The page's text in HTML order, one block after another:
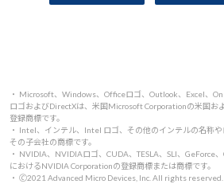
まで以上に効率よく作業が進められま
私は既に持っていたお気に入りのデ
ドを使用しているので特に問題ありま
自分の好みや用途に合った周辺機器
リットだと感じています。
・ Microsoft、Windows、Officeロゴ、Outlook、Excel、
ロゴおよびDirectXは、米国Microsoft Corporationの米国お
登録商標です。
・ Intel、インテル、Intel ロゴ、その他のインテルの名称
その子会社の商標です。
・ NVIDIA、NVIDIAロゴ、CUDA、TESLA、SLI、GeForce
におけるNVIDIA Corporationの登録商標または商標です。
・ 🄫2021 Advanced Micro Devices, Inc. All rights